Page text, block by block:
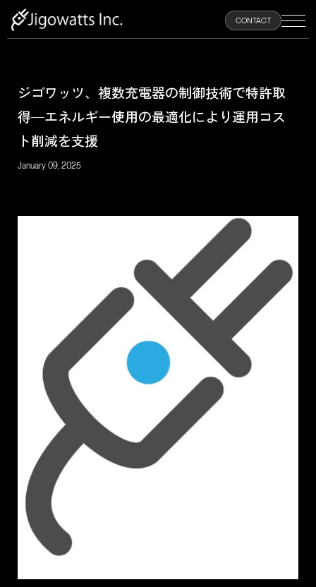
100HOME
RECRUIT
CONTACT
TERMS
PRIVACY POLICY
LEGAL
CONTACT
ジゴワッツ、複数充電器の制御技術で特許取
得—エネルギー使用の最適化により運用コス
ト削減を支援
January 09, 2025